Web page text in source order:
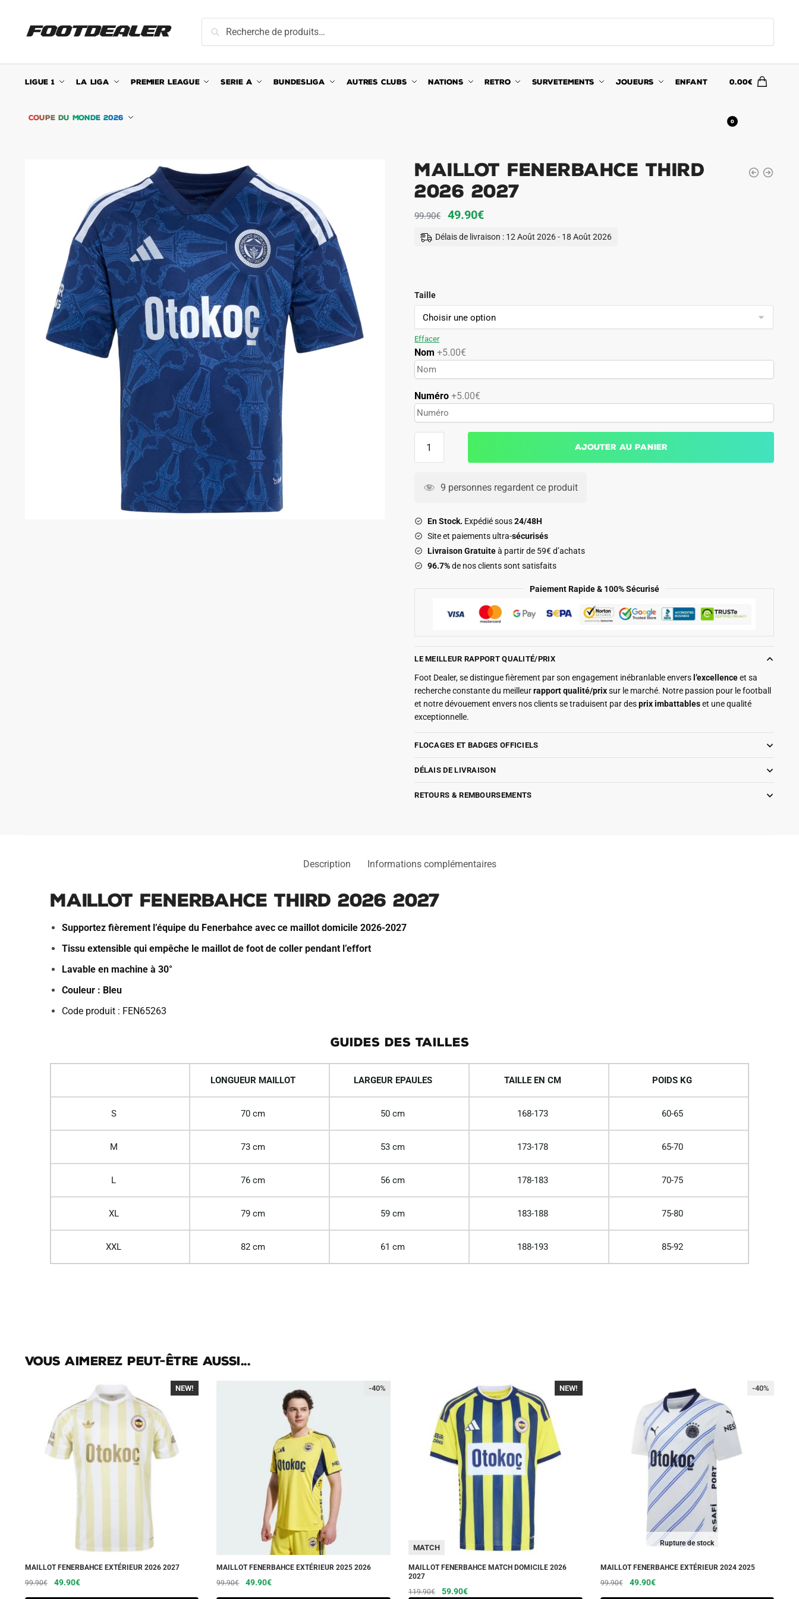
navigation
content
pour :
Recherche
LIGUE 1 LA LIGA PREMIER LEAGUE SERIE A BUNDESLIGA AUTRES CLUBS NATIONS RETRO SURVETEMENTS JOUEURS ENFANT
COUPE DU MONDE 2026
0.00€
0
Maillot Fenerbahce Third
2026 2027
99.90€
Le
prix
49.90€Le
prix
Délais de livraison : 12 Août 2026 - 18 Août 2026
Taille
Effacer
Nom +5.00€
Numéro+5.00€
Fenerbahce
2027
Ajouter au panier
9 personnes regardent ce produit
En Stock. Expédié sous24/48H
Site et paiements ultra-sécurisés
Livraison Gratuiteà partir de 59€ d’achats
96.7%de nos clients sont satisfaits
Paiement Rapide & 100% Sécurisé
LE MEILLEUR RAPPORT QUALITÉ/PRIX
Foot Dealer, se distingue fièrement par son engagement inébranlable envers l’excellenceet sa
recherche constante du meilleurrapport qualité/prixsur le marché. Notre passion pour le football
et notre dévouement envers nos clients se traduisent par desprix imbattableset une qualité
exceptionnelle.
FLOCAGES ET BADGES OFFICIELS
DÉLAIS DE LIVRAISON
RETOURS & REMBOURSEMENTS
Description Informations complémentaires
Maillot Fenerbahce Third 2026 2027
Supportez fièrement l’équipe du Fenerbahce avec ce maillot domicile 2026-2027
Tissu extensible qui empêche le maillot de foot de coller pendant l’effort
Lavable en machine à 30°
Couleur : Bleu
Code produit : FEN65263
GUIDES DES TAILLES
LONGUEUR MAILLOT LARGEUR EPAULES TAILLE EN CM POIDS KG
S 70 cm 50 cm 168-173 60-65
M 73 cm 53 cm 173-178 65-70
L 76 cm 56 cm 178-183 70-75
XL 79 cm 59 cm 183-188 75-80
XXL 82 cm 61 cm 188-193 85-92
Vous aimerez peut-être aussi...
-40%
NEW!
MAILLOT FENERBAHCE EXTÉRIEUR 2026 2027
99.90€
Le
49.90€Le
Ce
produit
-40%
MAILLOT FENERBAHCE EXTÉRIEUR 2025 2026
99.90€
Le
49.90€Le
Ce
produit
-40%
MATCH
NEW!
MAILLOT FENERBAHCE MATCH DOMICILE 2026
2027
119.90€
Le
59.90€Le
Ce
Rupture de stock
-40%
MAILLOT FENERBAHCE EXTÉRIEUR 2024 2025
99.90€
Le
49.90€Le